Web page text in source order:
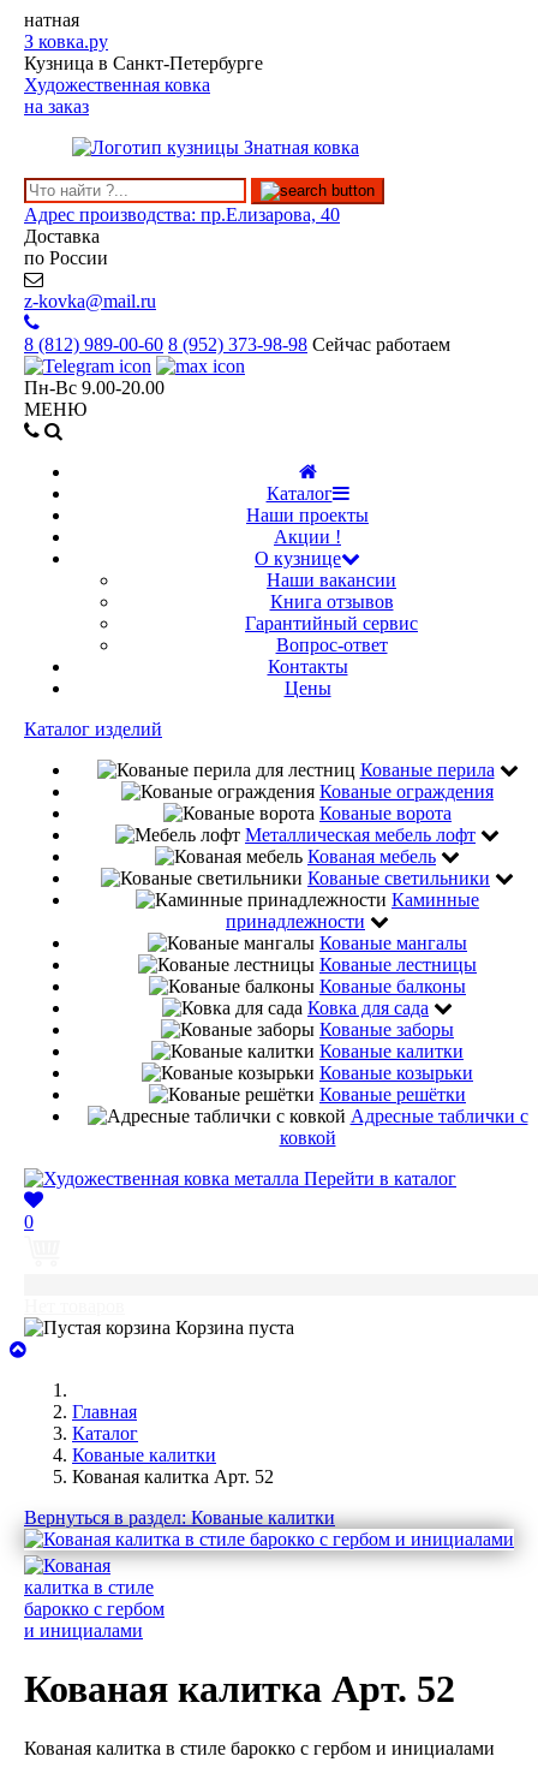
натная
З ковка.ру
Кузница в Санкт-Петербурге
Художественная ковка
на заказ
Адрес производства: пр.Елизарова, 40
Доставка
по России
z-kovka@mail.ru
8 (812) 989-00-60 8 (952) 373-98-98 Сейчас работаем
Пн-Вс 9.00-20.00
МЕНЮ
Каталог
Наши проекты
Акции !
О кузнице
Наши вакансии
Книга отзывов
Гарантийный сервис
Вопрос-ответ
Контакты
Цены
Каталог изделий
Кованые перила
Кованые ограждения
Кованые ворота
Металлическая мебель лофт
Кованая мебель
Кованые светильники
Каминные
принадлежности
Кованые мангалы
Кованые лестницы
Кованые балконы
Ковка для сада
Кованые заборы
Кованые калитки
Кованые козырьки
Кованые решётки
Адресные таблички с
ковкой
Перейти в каталог
0
Корзина пуста
Главная
Каталог
Кованые калитки
Кованая калитка Арт. 52
Вернуться в раздел: Кованые калитки
Кованая калитка Арт. 52
Кованая калитка в стиле барокко с гербом и инициалами